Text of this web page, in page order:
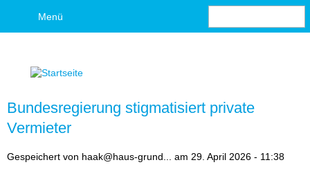
S
h
f
u
Menü
Bundesregierung stigmatisiert private
Vermieter
Gespeichert von haak@haus-grund... am 29. April 2026 - 11:38